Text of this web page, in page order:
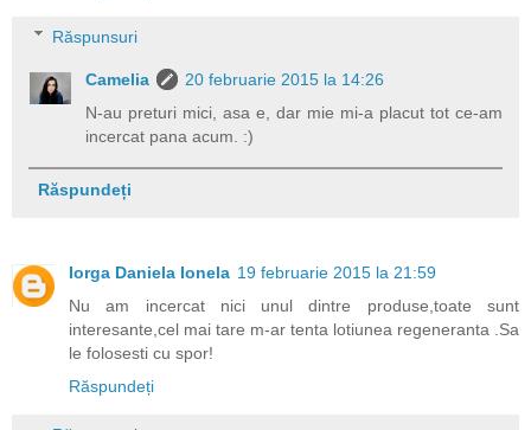
Răspunsuri
Camelia
20 februarie 2015 la 14:26
N-au preturi mici, asa e, dar mie mi-a placut tot ce-am
incercat pana acum. :)
Răspundeți
Iorga Daniela Ionela 19 februarie 2015 la 21:59
Nu am incercat nici unul dintre produse,toate sunt
interesante,cel mai tare m-ar tenta lotiunea regeneranta .Sa
le folosesti cu spor!
Răspundeți